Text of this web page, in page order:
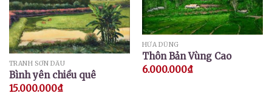
TRANH SƠN DẦU
Bình yên chiều quê
15.000.000₫
HỨA DŨNG
Thôn Bản Vùng Cao
6.000.000₫